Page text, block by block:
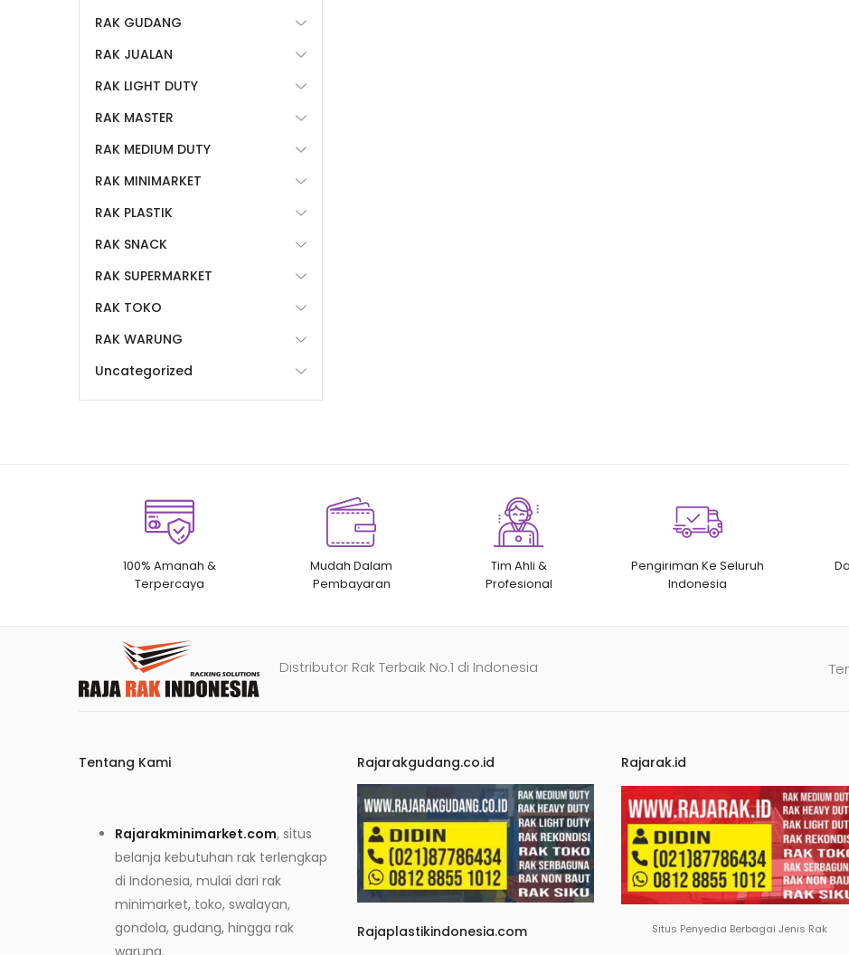
RAK GUDANG
RAK JUALAN
RAK LIGHT DUTY
RAK MASTER
RAK MEDIUM DUTY
RAK MINIMARKET
RAK PLASTIK
RAK SNACK
RAK SUPERMARKET
RAK TOKO
RAK WARUNG
Uncategorized
100% Amanah &
Terpercaya
Mudah Dalam
Pembayaran
Tim Ahli &
Profesional
Pengiriman Ke Seluruh
Indonesia
Distributor Rak Terbaik No.1 di Indonesia
Tentang Kami
Rajarakminimarket.com, situs
belanja kebutuhan rak terlengkap
di Indonesia, mulai dari rak
minimarket, toko, swalayan,
gondola, gudang, hingga rak
warung.
Rajarakgudang.co.id
Rajaplastikindonesia.com
Rajarak.id
Situs Penyedia Berbagai Jenis Rak